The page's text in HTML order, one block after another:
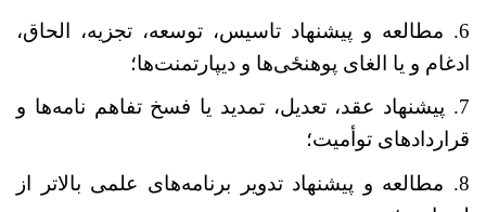
6. مطالعه و پیشنهاد تاسیس، توسعه، تجزیه، الحاق،
ادغام و یا الغای پوهنځیها و دیپارتمنتها؛
7. پیشنهاد عقد، تعدیل، تمدید یا فسخ تفاهم نامه
ها و
قراردادهای توأمیت؛
8. مطالعه و پیشنهاد تدویر برنامه
های علمی بالاتر از